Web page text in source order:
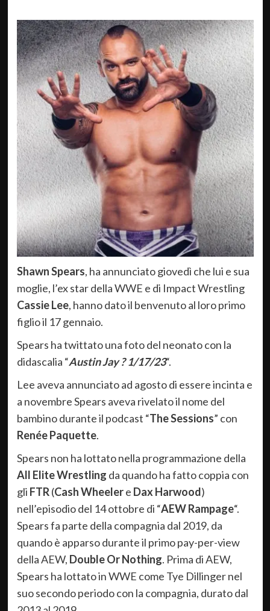
Shawn Spears, ha annunciato giovedì che lui e sua
moglie, l’ex star della WWE e di Impact Wrestling
Cassie Lee, hanno dato il benvenuto al loro primo
figlio il 17 gennaio.
Spears ha twittato una foto del neonato con la
didascalia “Austin Jay ? 1/17/23“.
Lee aveva annunciato ad agosto di essere incinta e
a novembre Spears aveva rivelato il nome del
bambino durante il podcast “The Sessions” con
Renée Paquette.
Spears non ha lottato nella programmazione della
All Elite Wrestling da quando ha fatto coppia con
gli FTR(Cash Wheelere Dax Harwood)
nell’episodio del 14 ottobre di “AEW Rampage“.
Spears fa parte della compagnia dal 2019, da
quando è apparso durante il primo pay-per-view
della AEW, Double Or Nothing. Prima di AEW,
Spears ha lottato in WWE come Tye Dillinger nel
suo secondo periodo con la compagnia, durato dal